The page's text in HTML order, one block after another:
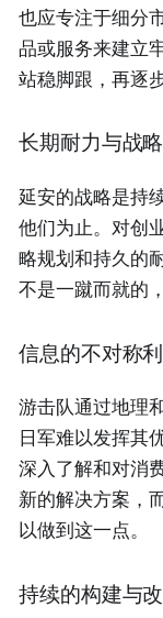
也应专注于细分
品或服务来建立
站稳脚跟，再逐
长期耐力与战
延安的战略是持
他们为止。对创
略规划和持久的
不是一蹴而就的
信息的不对称
游击队通过地理
日军难以发挥其
深入了解和对消
新的解决方案，
以做到这一点。
持续的构建与